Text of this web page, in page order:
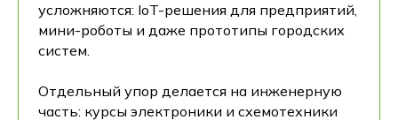
усложняются: IoT-решения для предприятий,
мини-роботы и даже прототипы городских
систем.
Отдельный упор делается на инженерную
часть: курсы электроники и схемотехники